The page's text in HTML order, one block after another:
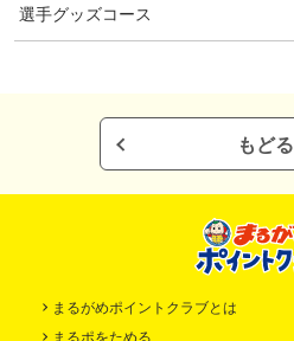
選手グッズコース
もどる
まるがめポイントクラブとは
まるポをためる